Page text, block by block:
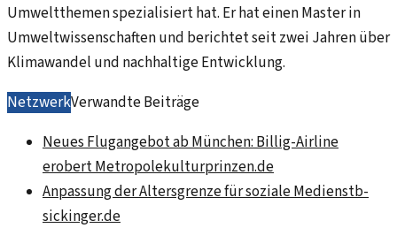
Umweltthemen spezialisiert hat. Er hat einen Master in
Umweltwissenschaften und berichtet seit zwei Jahren über
Klimawandel und nachhaltige Entwicklung.
NetzwerkVerwandte Beiträge
Neues Flugangebot ab München: Billig-Airline
erobert Metropolekulturprinzen.de
Anpassung der Altersgrenze für soziale Medienstb-
sickinger.de